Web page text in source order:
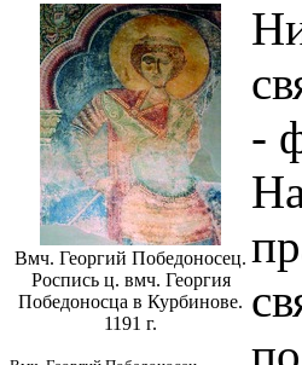
Вмч. Георгий Победоносец.
Роспись ц. вмч. Георгия
Победоносца в Курбинове.
1191 г.
-